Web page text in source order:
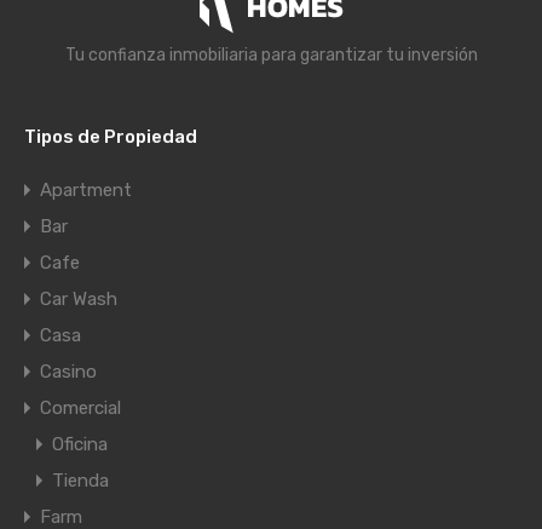
Tu confianza inmobiliaria para garantizar tu inversión
Tipos de Propiedad
Apartment
Bar
Cafe
Car Wash
Casa
Casino
Comercial
Oficina
Tienda
Farm